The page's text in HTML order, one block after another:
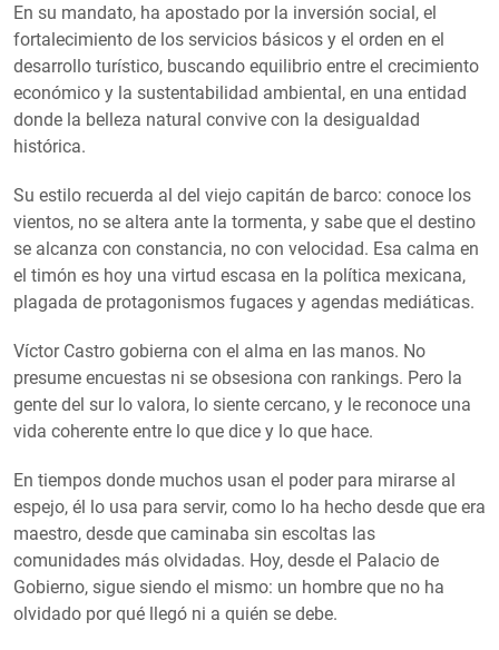
En su mandato, ha apostado por la inversión social, el
fortalecimiento de los servicios básicos y el orden en el
desarrollo turístico, buscando equilibrio entre el crecimiento
económico y la sustentabilidad ambiental, en una entidad
donde la belleza natural convive con la desigualdad
histórica.
Su estilo recuerda al del viejo capitán de barco: conoce los
vientos, no se altera ante la tormenta, y sabe que el destino
se alcanza con constancia, no con velocidad. Esa calma en
el timón es hoy una virtud escasa en la política mexicana,
plagada de protagonismos fugaces y agendas mediáticas.
Víctor Castro gobierna con el alma en las manos. No
presume encuestas ni se obsesiona con rankings. Pero la
gente del sur lo valora, lo siente cercano, y le reconoce una
vida coherente entre lo que dice y lo que hace.
En tiempos donde muchos usan el poder para mirarse al
espejo, él lo usa para servir, como lo ha hecho desde que era
maestro, desde que caminaba sin escoltas las
comunidades más olvidadas. Hoy, desde el Palacio de
Gobierno, sigue siendo el mismo: un hombre que no ha
olvidado por qué llegó ni a quién se debe.